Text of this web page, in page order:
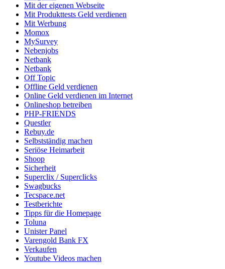
Mit der eigenen Webseite
Mit Produkttests Geld verdienen
Mit Werbung
Momox
MySurvey
Nebenjobs
Netbank
Netbank
Off Topic
Offline Geld verdienen
Online Geld verdienen im Internet
Onlineshop betreiben
PHP-FRIENDS
Questler
Rebuy.de
Selbstständig machen
Seriöse Heimarbeit
Shoop
Sicherheit
Superclix / Superclicks
Swagbucks
Tecspace.net
Testberichte
Tipps für die Homepage
Toluna
Unister Panel
Varengold Bank FX
Verkaufen
Youtube Videos machen